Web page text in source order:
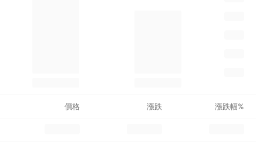
價格 漲跌 漲跌幅%